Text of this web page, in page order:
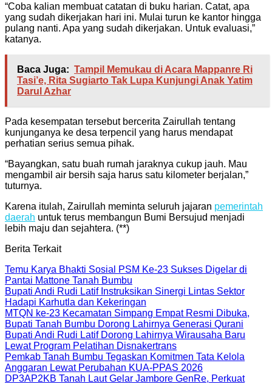
“Coba kalian membuat catatan di buku harian. Catat, apa
yang sudah dikerjakan hari ini. Mulai turun ke kantor hingga
pulang nanti. Apa yang sudah dikerjakan. Untuk evaluasi,”
katanya.
Baca Juga: Tampil Memukau di Acara Mappanre Ri
Tasi’e, Rita Sugiarto Tak Lupa Kunjungi Anak Yatim
Darul Azhar
Pada kesempatan tersebut bercerita Zairullah tentang
kunjunganya ke desa terpencil yang harus mendapat
perhatian serius semua pihak.
“Bayangkan, satu buah rumah jaraknya cukup jauh. Mau
mengambil air bersih saja harus satu kilometer berjalan,”
tuturnya.
Karena itulah, Zairullah meminta seluruh jajaran pemerintah
daerah untuk terus membangun Bumi Bersujud menjadi
lebih maju dan sejahtera. (**)
Berita Terkait
Temu Karya Bhakti Sosial PSM Ke-23 Sukses Digelar di
Pantai Mattone Tanah Bumbu
Bupati Andi Rudi Latif Instruksikan Sinergi Lintas Sektor
Hadapi Karhutla dan Kekeringan
MTQN ke-23 Kecamatan Simpang Empat Resmi Dibuka,
Bupati Tanah Bumbu Dorong Lahirnya Generasi Qurani
Bupati Andi Rudi Latif Dorong Lahirnya Wirausaha Baru
Lewat Program Pelatihan Disnakertrans
Pemkab Tanah Bumbu Tegaskan Komitmen Tata Kelola
Anggaran Lewat Perubahan KUA-PPAS 2026
DP3AP2KB Tanah Laut Gelar Jambore GenRe, Perkuat